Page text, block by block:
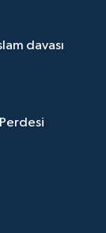
davası